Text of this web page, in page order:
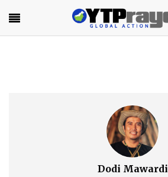
Dodi Mawardi